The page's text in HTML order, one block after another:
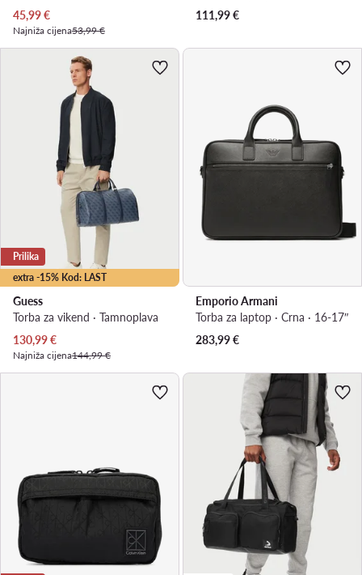
Trenutna cijena
45,99€
Najniža cijena53,99 €
111,99€
extra -15% Kod: LAST
Prilika
Guess
Torba za vikend · Tamnoplava
Trenutna cijena
130,99€
Najniža cijena144,99 €
Emporio Armani
Torba za laptop · Crna · 16-17″
283,99€